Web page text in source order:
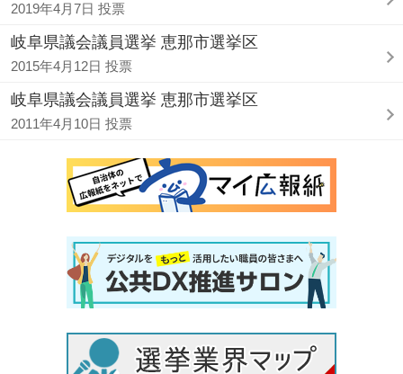
2019年4月7日 投票
岐阜県議会議員選挙 恵那市選挙区
2015年4月12日 投票
岐阜県議会議員選挙 恵那市選挙区
2011年4月10日 投票